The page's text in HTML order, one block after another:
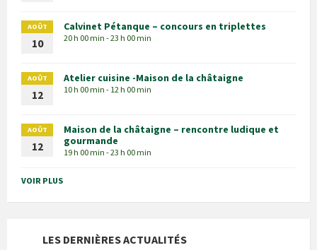
AOÛT
10
Calvinet Pétanque – concours en triplettes
20 h 00 min - 23 h 00 min
AOÛT
12
Atelier cuisine -Maison de la châtaigne
10 h 00 min - 12 h 00 min
AOÛT
12
Maison de la châtaigne – rencontre ludique et
gourmande
19 h 00 min - 23 h 00 min
VOIR PLUS
LES DERNIÈRES ACTUALITÉS